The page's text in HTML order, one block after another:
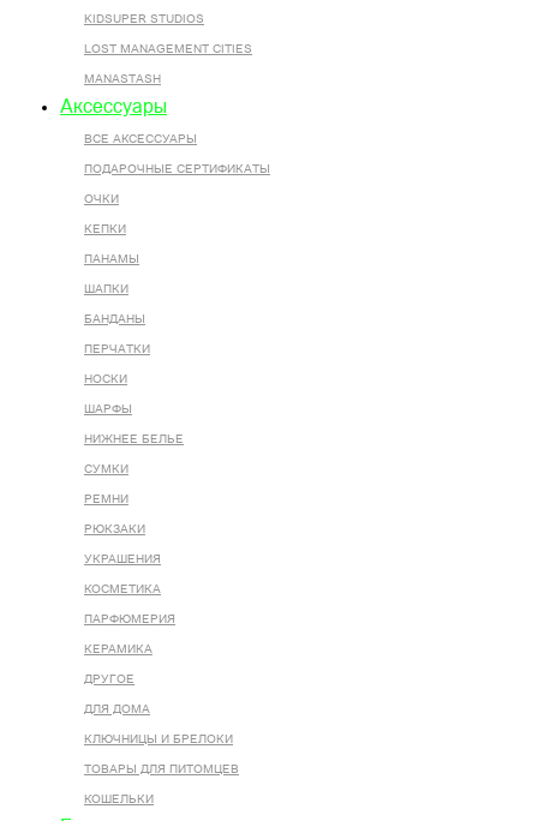
KIDSUPER STUDIOS
LOST MANAGEMENT CITIES
MANASTASH
Аксессуары
ВСЕ AКСЕССУАРЫ
ПОДАРОЧНЫЕ СЕРТИФИКАТЫ
ОЧКИ
КЕПКИ
ПАНАМЫ
ШАПКИ
БАНДАНЫ
ПЕРЧАТКИ
НОСКИ
ШАРФЫ
НИЖНЕЕ БЕЛЬЕ
СУМКИ
РЕМНИ
РЮКЗАКИ
УКРАШЕНИЯ
КОСМЕТИКА
ПАРФЮМЕРИЯ
КЕРАМИКА
ДРУГОЕ
ДЛЯ ДОМА
КЛЮЧНИЦЫ И БРЕЛОКИ
ТОВАРЫ ДЛЯ ПИТОМЦЕВ
КОШЕЛЬКИ